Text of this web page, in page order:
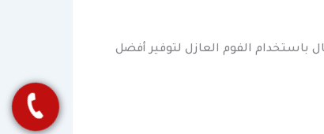
باستخدام الفوم العازل لتوفير أفضل